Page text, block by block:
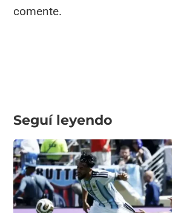
comente.
Seguí leyendo